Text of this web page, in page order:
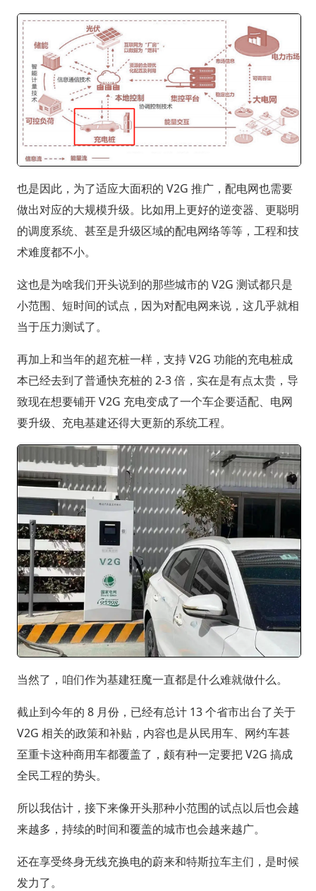
也是因此，为了适应大面积的 V2G 推广，配电网也需要
做出对应的大规模升级。比如用上更好的逆变器、更聪明
的调度系统、甚至是升级区域的配电网络等等，工程和技
术难度都不小。
这也是为啥我们开头说到的那些城市的 V2G 测试都只是
小范围、短时间的试点，因为对配电网来说，这几乎就相
当于压力测试了。
再加上和当年的超充桩一样，支持 V2G 功能的充电桩成
本已经去到了普通快充桩的 2-3 倍，实在是有点太贵，导
致现在想要铺开 V2G 充电变成了一个车企要适配、电网
要升级、充电基建还得大更新的系统工程。
当然了，咱们作为基建狂魔一直都是什么难就做什么。
截止到今年的 8 月份，已经有总计 13 个省市出台了关于
V2G 相关的政策和补贴，内容也是从民用车、网约车甚
至重卡这种商用车都覆盖了，颇有种一定要把 V2G 搞成
全民工程的势头。
所以我估计，接下来像开头那种小范围的试点以后也会越
来越多，持续的时间和覆盖的城市也会越来越广。
还在享受终身无线充换电的蔚来和特斯拉车主们，是时候
发力了。